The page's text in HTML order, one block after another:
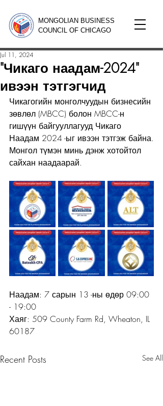
MONGOLIAN BUSINESS
COUNCIL OF CHICAGO
"Чикаго наадам-2024"
ивээн тэтгэгчид
Jul 11, 2024
Чикагогийн монголчуудын бизнесийн
зөвлөл (MBCC) болон MBCC-н
гишүүн байгууллагууд Чикаго
Наадам 2024 -ыг ивээн тэтгэж байна.
Монгол түмэн минь дэнж хотойтол
сайхан наадаарай.
Наадам: 7 сарын 13 -ны өдөр 09:00
- 19:00
Хаяг: 509 County Farm Rd, Wheaton, IL
60187
Recent Posts See All